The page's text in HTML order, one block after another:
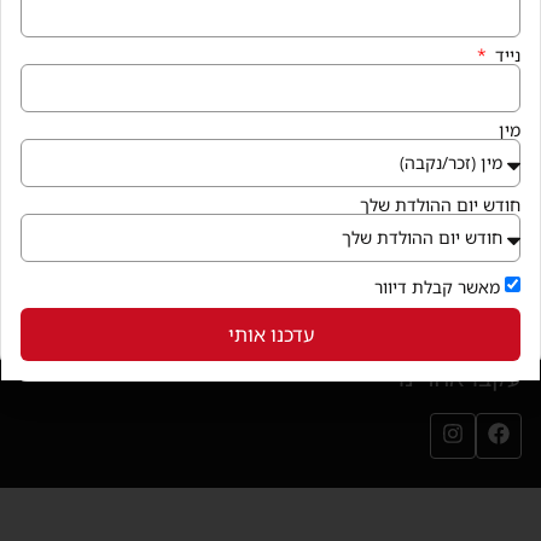
איך מגיעים
חנייה במקום ללא עלות
בואו לבקר
(נפתח בחלון חדש)
שירותי הקניון
עקבו אחרינו
עמוד הפייסבוק שלנו (נפתח בחלון חדש)
עמוד האינסטגרם שלנו (נפתח בחלון חדש)
נייד
מין
חודש יום ההולדת שלך
מאשר קבלת דיוור
עדכנו אותי